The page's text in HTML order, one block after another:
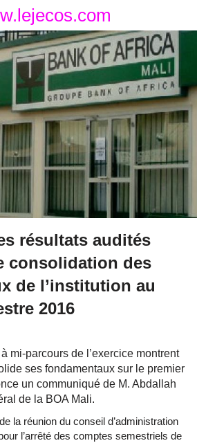
résultats audités
consolidation des
de l’institution au
2016
mi-parcours de l’exercice montrent
ses fondamentaux sur le premier
un communiqué de M. Abdallah
de la BOA Mali.
la réunion du conseil d’administration
l’arrêté des comptes semestriels de